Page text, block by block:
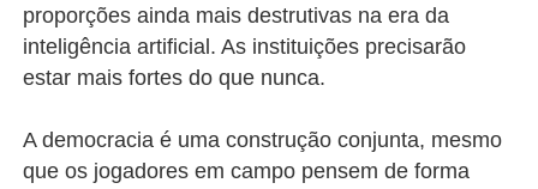
proporções ainda mais destrutivas na era da
inteligência artificial. As instituições precisarão
estar mais fortes do que nunca.
A democracia é uma construção conjunta, mesmo
que os jogadores em campo pensem de forma